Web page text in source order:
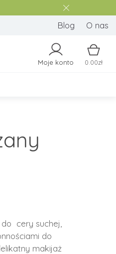
Blog O nas
Moje konto 0.00zł
cery suchej,
do
makijaż